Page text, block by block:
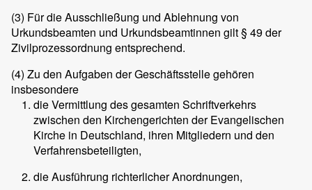
(3) Für die Ausschließung und Ablehnung von
Urkundsbeamten und Urkundsbeamtinnen gilt § 49 der
Zivilprozessordnung entsprechend.
(4) Zu den Aufgaben der Geschäftsstelle gehören
insbesondere
die Vermittlung des gesamten Schriftverkehrs
zwischen den Kirchengerichten der Evangelischen
Kirche in Deutschland, ihren Mitgliedern und den
Verfahrensbeteiligten,
die Ausführung richterlicher Anordnungen,